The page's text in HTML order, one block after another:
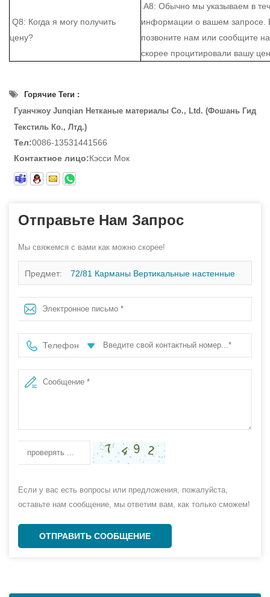
Q8: Когда я могу получить
цену?
A8: Обычно мы указываем в
информации о вашем запросе.
позвоните нам или сообщите
скорее процитировали вашу
Горячие Теги :
Гуанчжоу Junqian Нетканые материалы Co., Ltd. (Фошань Гид
Текстиль Ко., Лтд.)
Тел:0086-13531441566
Контактное лицо:Кэсси Мок
Отправьте Нам Запрос
Мы свяжемся с вами как можно скорее!
Предмет: 72/81 Карманы Вертикальные настенные
садовые растения выращивают контейнеры
Телефон
Если у вас есть вопросы или предложения, пожалуйста,
оставьте нам сообщение, мы ответим вам, как только сможем!
ОТПРАВИТЬ СООБЩЕНИЕ